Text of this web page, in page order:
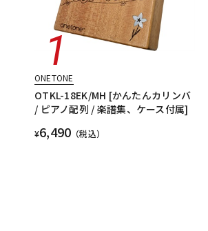
ONETONE
OTKL-18EK/MH [かんたんカリンバ
/ ピアノ配列 / 楽譜集、ケース付属]
¥6,490 （税込）